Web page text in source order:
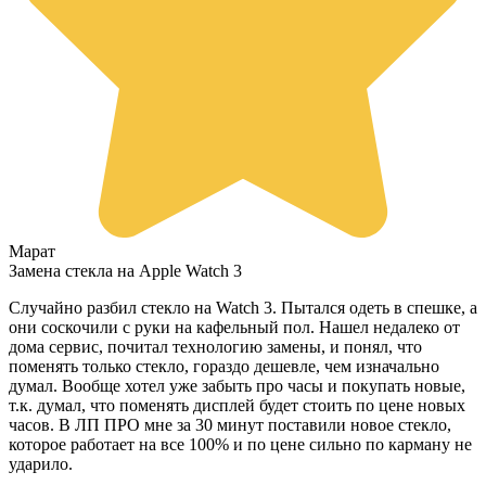
Марат
Замена стекла на Apple Watch 3
Случайно разбил стекло на Watch 3. Пытался одеть в спешке, а
они соскочили с руки на кафельный пол. Нашел недалеко от
дома сервис, почитал технологию замены, и понял, что
поменять только стекло, гораздо дешевле, чем изначально
думал. Вообще хотел уже забыть про часы и покупать новые,
т.к. думал, что поменять дисплей будет стоить по цене новых
часов. В ЛП ПРО мне за 30 минут поставили новое стекло,
которое работает на все 100% и по цене сильно по карману не
ударило.